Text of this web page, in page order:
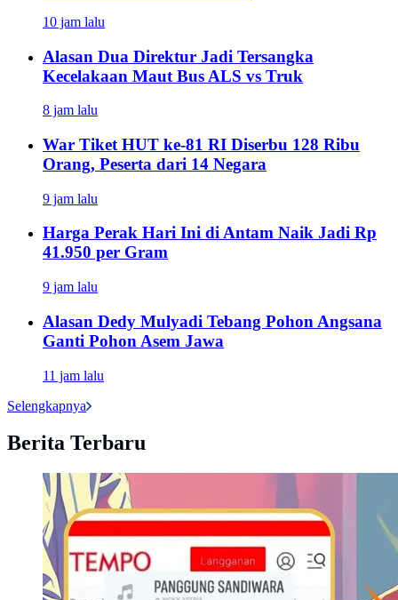
10 jam lalu
Alasan Dua Direktur Jadi Tersangka
Kecelakaan Maut Bus ALS vs Truk
8 jam lalu
War Tiket HUT ke-81 RI Diserbu 128 Ribu
Orang, Peserta dari 14 Negara
9 jam lalu
Harga Perak Hari Ini di Antam Naik Jadi Rp
41.950 per Gram
9 jam lalu
Alasan Dedy Mulyadi Tebang Pohon Angsana
Ganti Pohon Asem Jawa
11 jam lalu
Selengkapnya
Berita Terbaru